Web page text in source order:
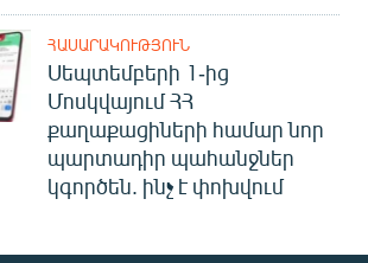
ՀԱՍԱՐԱԿՈՒԹՅՈՒՆ
Սեպտեմբերի 1-ից
Մոսկվայում ՀՀ
քաղաքացիների համար նոր
պարտադիր պահանջներ
կգործեն. ինչ է փոխվում